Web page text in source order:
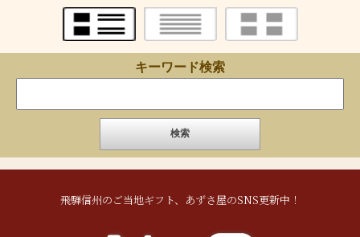
キーワード検索
飛騨信州のご当地ギフト、あずさ屋のSNS更新中！